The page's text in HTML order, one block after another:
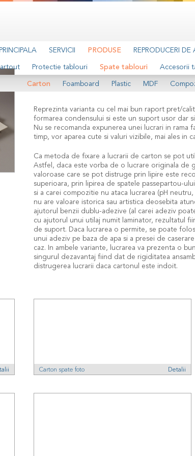
SERVICII PRODUSE
Protectie tablouri Spate tablouri
Carton Foamboard Plastic MDF
Accesorii
REPRODUCERI DE
Carton
Reprezinta varianta cu cel mai bun raport pret/
formarea condensului si este un suport usor dar
Nu se recomanda expunerea unei lucrari in
timp, vor aparea cute si valuri vizibile, mai ales in
Ca metoda de fixare a lucrarii de carton se pot
Astfel, daca este vorba de o lucrare originala de
valoroase care se pot distruge prin lipire este
superioara, prin lipirea de spatele passepartou-
si a carei compozitie nu ataca lucrarea (pH
nu are valoare istorica sau artistica deosebita
ajutorul benzii dublu-adezive (al carei adeziv
cu ajutorul unui utilaj numit laminator, rezultatul
de suport. Daca lucrarea o permite, se poate
unui adeziv pe baza de apa si a presei de
caz. In ambele variante, lucrarea va prezenta o
singurul dezavantaj fiind dat de rigiditatea
distrugerea lucrarii daca cartonul este indoit.
Detalii
Carton spate foto